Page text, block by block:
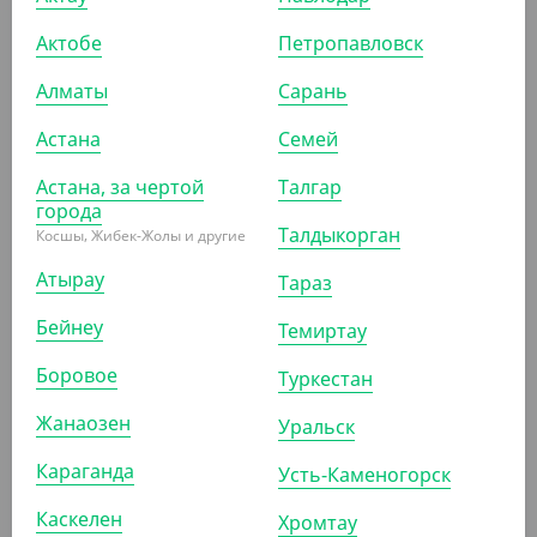
627.90
(627.90
Маечка без ручки в руллоне, прозрачная ,25*35 см
200 шт. Cyclyc
ШТ КОР (24)
АРТ. 6100613
Актобе
Алматы
Астана
Астана, за чертой
города
Косшы, Жибек-Жолы и другие
Атырау
Бейнеу
Боровое
Жанаозен
Караганда
Каскелен
Петропавловск
Сарань
Семей
Талгар
Талдыкорган
Тараз
Темиртау
Туркестан
Уральск
Усть-Каменогорск
Хромтау